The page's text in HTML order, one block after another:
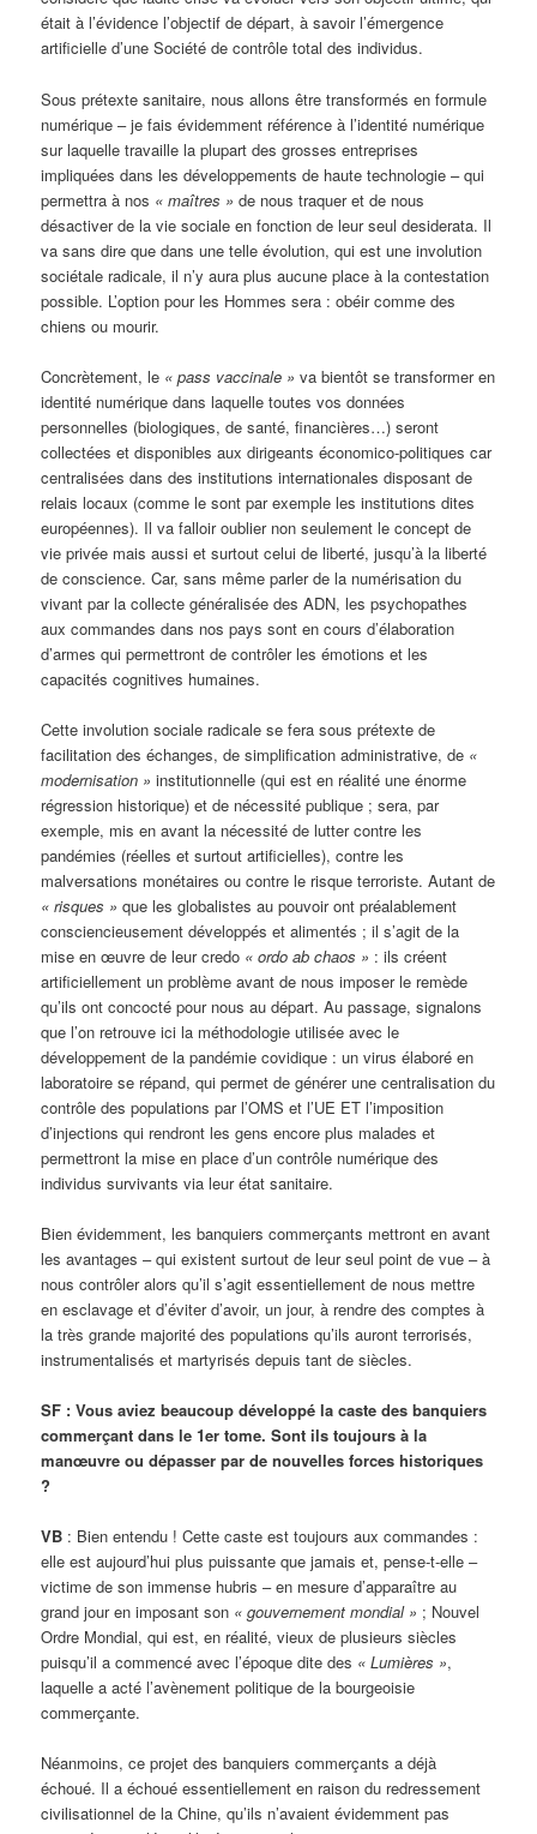
était à l’évidence l’objectif de départ, à savoir l’émergence
artificielle d’une Société de contrôle total des individus.
Sous prétexte sanitaire, nous allons être transformés en formule
numérique – je fais évidemment référence à l’identité numérique
sur laquelle travaille la plupart des grosses entreprises
impliquées dans les développements de haute technologie – qui
permettra à nos « maîtres » de nous traquer et de nous
désactiver de la vie sociale en fonction de leur seul desiderata. Il
va sans dire que dans une telle évolution, qui est une involution
sociétale radicale, il n’y aura plus aucune place à la contestation
possible. L’option pour les Hommes sera : obéir comme des
chiens ou mourir.
Concrètement, le « pass vaccinale » va bientôt se transformer en
identité numérique dans laquelle toutes vos données
personnelles (biologiques, de santé, financières…) seront
collectées et disponibles aux dirigeants économico-politiques car
centralisées dans des institutions internationales disposant de
relais locaux (comme le sont par exemple les institutions dites
européennes). Il va falloir oublier non seulement le concept de
vie privée mais aussi et surtout celui de liberté, jusqu’à la liberté
de conscience. Car, sans même parler de la numérisation du
vivant par la collecte généralisée des ADN, les psychopathes
aux commandes dans nos pays sont en cours d’élaboration
d’armes qui permettront de contrôler les émotions et les
capacités cognitives humaines.
Cette involution sociale radicale se fera sous prétexte de
facilitation des échanges, de simplification administrative, de «
modernisation » institutionnelle (qui est en réalité une énorme
régression historique) et de nécessité publique ; sera, par
exemple, mis en avant la nécessité de lutter contre les
pandémies (réelles et surtout artificielles), contre les
malversations monétaires ou contre le risque terroriste. Autant de
« risques » que les globalistes au pouvoir ont préalablement
consciencieusement développés et alimentés ; il s’agit de la
mise en œuvre de leur credo « ordo ab chaos » : ils créent
artificiellement un problème avant de nous imposer le remède
qu’ils ont concocté pour nous au départ. Au passage, signalons
que l’on retrouve ici la méthodologie utilisée avec le
développement de la pandémie covidique : un virus élaboré en
laboratoire se répand, qui permet de générer une centralisation du
contrôle des populations par l’OMS et l’UE ET l’imposition
d’injections qui rendront les gens encore plus malades et
permettront la mise en place d’un contrôle numérique des
individus survivants via leur état sanitaire.
Bien évidemment, les banquiers commerçants mettront en avant
les avantages – qui existent surtout de leur seul point de vue – à
nous contrôler alors qu’il s’agit essentiellement de nous mettre
en esclavage et d’éviter d’avoir, un jour, à rendre des comptes à
la très grande majorité des populations qu’ils auront terrorisés,
instrumentalisés et martyrisés depuis tant de siècles.
SF : Vous aviez beaucoup développé la caste des banquiers
commerçant dans le 1er tome. Sont ils toujours à la
manœuvre ou dépasser par de nouvelles forces historiques
?
VB : Bien entendu ! Cette caste est toujours aux commandes :
elle est aujourd’hui plus puissante que jamais et, pense-t-elle –
victime de son immense hubris – en mesure d’apparaître au
grand jour en imposant son « gouvernement mondial » ; Nouvel
Ordre Mondial, qui est, en réalité, vieux de plusieurs siècles
puisqu’il a commencé avec l’époque dite des « Lumières »,
laquelle a acté l’avènement politique de la bourgeoisie
commerçante.
Néanmoins, ce projet des banquiers commerçants a déjà
échoué. Il a échoué essentiellement en raison du redressement
civilisationnel de la Chine, qu’ils n’avaient évidemment pas